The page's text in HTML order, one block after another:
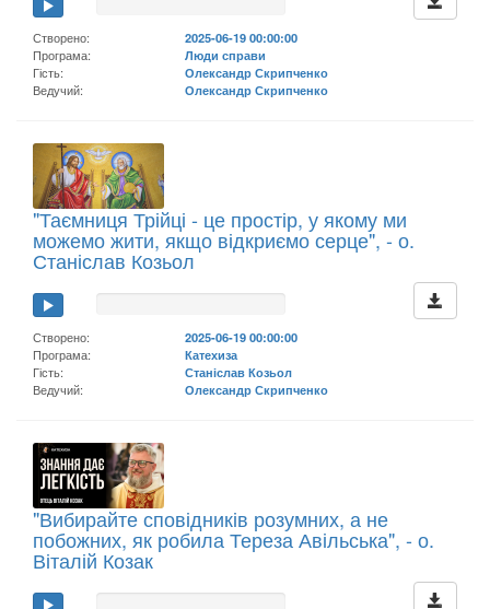
Створено:
2025-06-19 00:00:00
Програма:
Люди справи
Гість:
Олександр Скрипченко
Ведучий:
Олександр Скрипченко
"Таємниця Трійці - це простір, у якому ми
можемо жити, якщо відкриємо серце", - о.
Станіслав Козьол
Створено:
2025-06-19 00:00:00
Програма:
Катехиза
Гість:
Станіслав Козьол
Ведучий:
Олександр Скрипченко
"Вибирайте сповідників розумних, а не
побожних, як робила Тереза Авільська", - о.
Віталій Козак